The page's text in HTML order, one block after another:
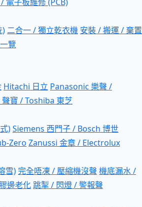
) 二合一 / 獨立乾衣機 安裝 / 搬運 / 棄置
覽
Hitachi 日立 Panasonic 樂聲 /
寶 / Toshiba 東芝
)Siemens 西門子 / Bosch 博世
Zero Zanussi 金章 / Electrolux
雪)完全唔凍 / 壓縮機沒聲 機底漏水 /
邊老化跳掣 / 閃燈 / 警報聲